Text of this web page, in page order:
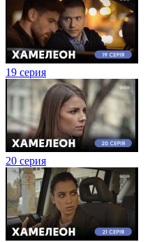
19 серия
20 серия